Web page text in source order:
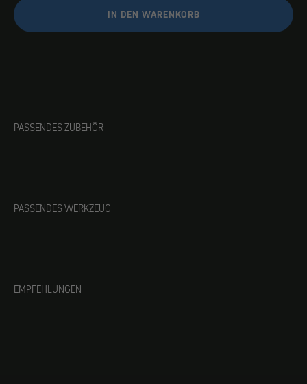
IN DEN WARENKORB
PASSENDES ZUBEHÖR
PASSENDES WERKZEUG
EMPFEHLUNGEN